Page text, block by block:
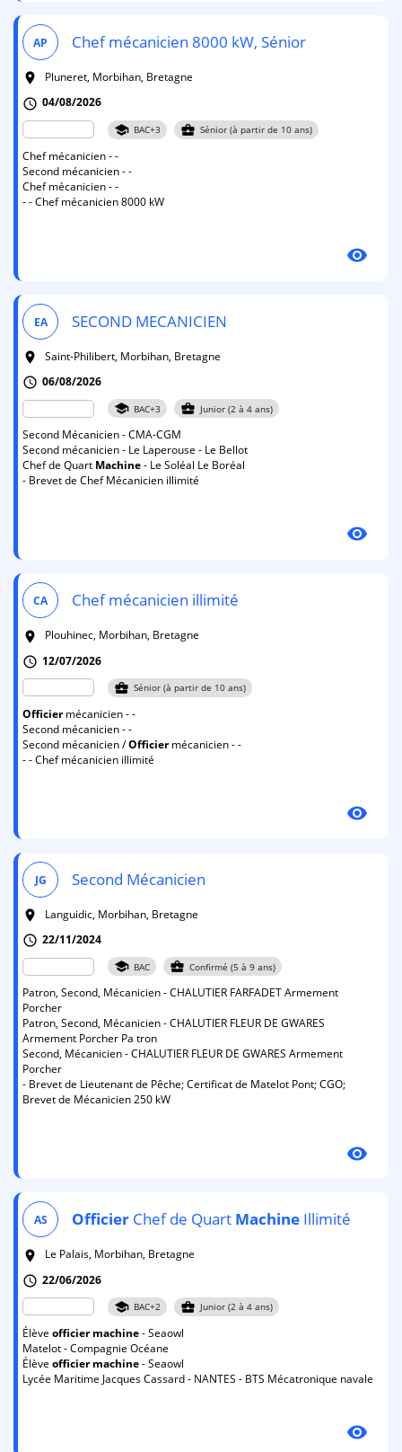
AP Chef mécanicien 8000 kW, Sénior
room
Pluneret, Morbihan, Bretagne
schedule 04/08/2026
school BAC+3 business_center Sénior (à partir de 10 ans)
Chef mécanicien - -
Second mécanicien - -
Chef mécanicien - -
- - Chef mécanicien 8000 kW
visibility
EA SECOND MECANICIEN
room
Saint-Philibert, Morbihan, Bretagne
schedule 06/08/2026
school BAC+3 business_center Junior (2 à 4 ans)
Second Mécanicien - CMA-CGM
Second mécanicien - Le Laperouse - Le Bellot
Chef de Quart Machine- Le Soléal Le Boréal
- Brevet de Chef Mécanicien illimité
visibility
CA Chef mécanicien illimité
room
Plouhinec, Morbihan, Bretagne
schedule 12/07/2026
business_center Sénior (à partir de 10 ans)
Officiermécanicien - -
Second mécanicien - -
Second mécanicien /Officiermécanicien - -
- - Chef mécanicien illimité
visibility
JG Second Mécanicien
room
Languidic, Morbihan, Bretagne
schedule 22/11/2024
school BAC business_center Confirmé (5 à 9 ans)
Patron, Second, Mécanicien - CHALUTIER FARFADET Armement
Porcher
Patron, Second, Mécanicien - CHALUTIER FLEUR DE GWARES
Armement Porcher Pa tron
Second, Mécanicien - CHALUTIER FLEUR DE GWARES Armement
Porcher
- Brevet de Lieutenant de Pêche; Certificat de Matelot Pont; CGO;
Brevet de Mécanicien 250 kW
visibility
AS Officier Chef de Quart Machine Illimité
room
Le Palais, Morbihan, Bretagne
schedule 22/06/2026
school BAC+2 business_center Junior (2 à 4 ans)
Élève officier machine- Seaowl
Matelot - Compagnie Océane
Élève officier machine- Seaowl
Lycée Maritime Jacques Cassard - NANTES - BTS Mécatronique navale
visibility